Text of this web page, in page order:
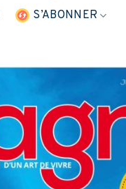
S’ABONNER